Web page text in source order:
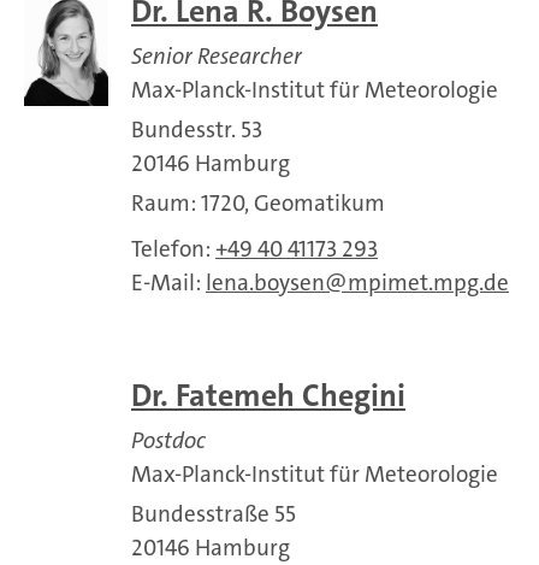
Dr. Lena R. Boysen
Senior Researcher
Max-Planck-Institut für Meteorologie
Bundesstr. 53
20146 Hamburg
Raum: 1720, Geomatikum
Telefon: +49 40 41173 293
E-Mail: lena.boysen mpimet.mpg.de
Dr. Fatemeh Chegini
Postdoc
Max-Planck-Institut für Meteorologie
Bundesstraße 55
20146 Hamburg